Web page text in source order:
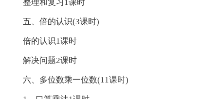
整理和复习1课时
五、倍的认识(3课时)
倍的认识1课时
解决问题2课时
六、多位数乘一位数(11课时)